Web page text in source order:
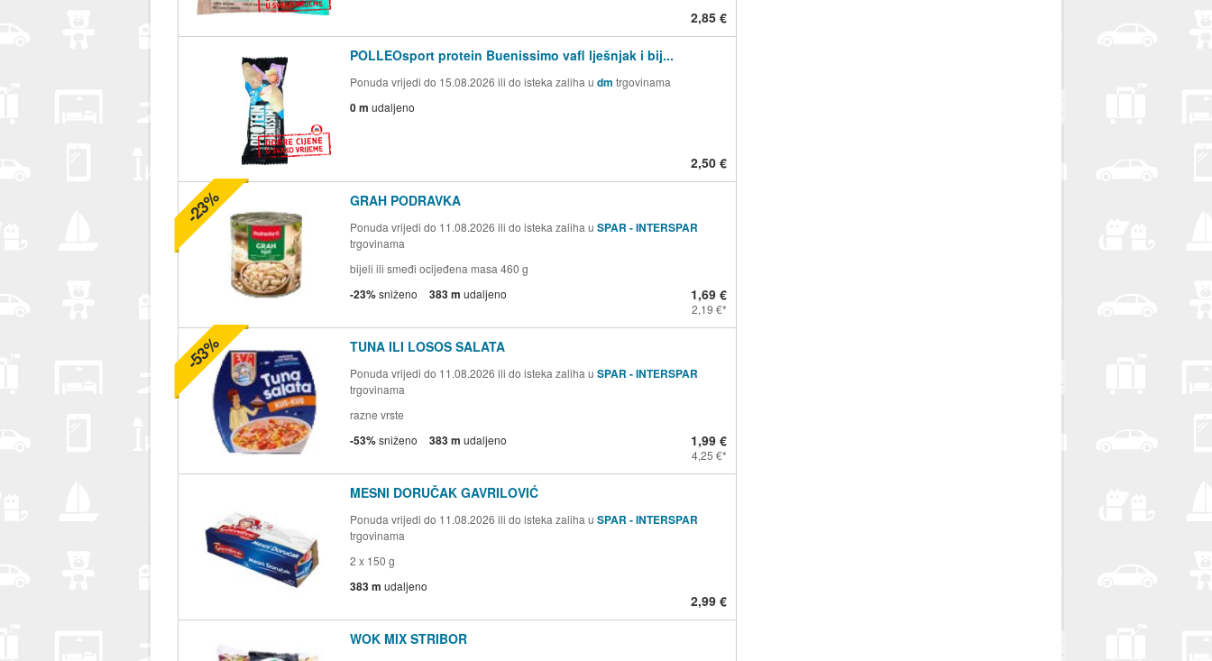
2,85 €
POLLEOsport protein Buenissimo vafl lješnjak i bij...
Ponuda vrijedi do 15.08.2026 ili do isteka zaliha u dm trgovinama
0 m udaljeno
2,50 €
GRAH PODRAVKA
Ponuda vrijedi do 11.08.2026 ili do isteka zaliha u SPAR - INTERSPAR
trgovinama
bijeli ili smeđi ocijeđena masa 460 g
-23%sniženo 383 m udaljeno 1,69 €
2,19 €
-23%
TUNA ILI LOSOS SALATA
Ponuda vrijedi do 11.08.2026 ili do isteka zaliha u SPAR - INTERSPAR
trgovinama
razne vrste
-53%sniženo 383 m udaljeno 1,99 €
4,25 €
-53%
MESNI DORUČAK GAVRILOVIĆ
Ponuda vrijedi do 11.08.2026 ili do isteka zaliha u SPAR - INTERSPAR
trgovinama
2 x 150 g
383 m udaljeno
2,99 €
WOK MIX STRIBOR